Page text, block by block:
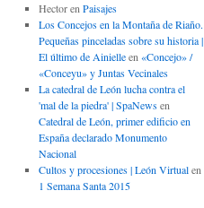
Hectoren Paisajes
Los Concejos en la Montaña de Riaño.
Pequeñas pinceladas sobre su historia |
El último de Ainielleen «Concejo» /
«Conceyu» y Juntas Vecinales
La catedral de León lucha contra el
'mal de la piedra' | SpaNewsen
Catedral de León, primer edificio en
España declarado Monumento
Nacional
Cultos y procesiones | León Virtualen
1 Semana Santa 2015